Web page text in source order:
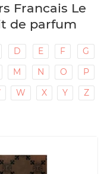
Francais Le
de parfum
D E F
G
M N O
P
W X Y
Z